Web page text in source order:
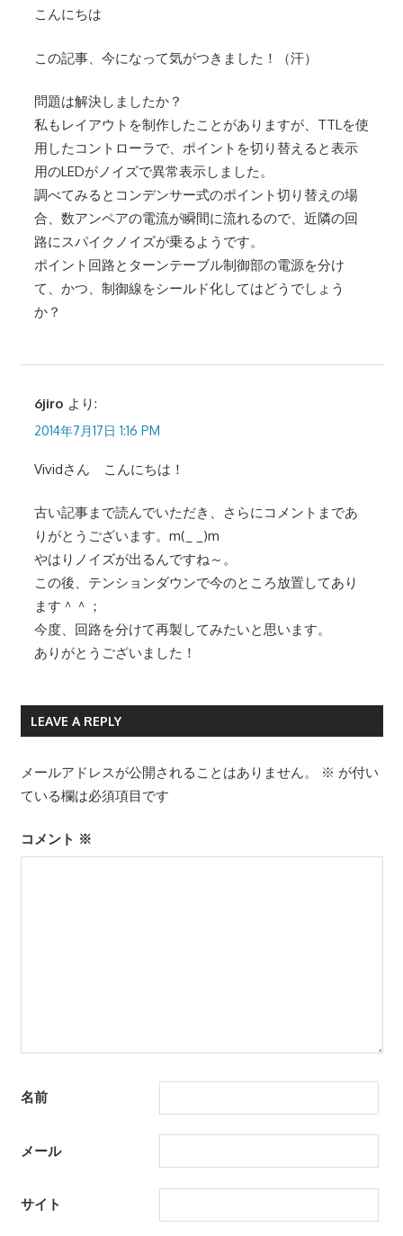
ー
シ
ョ
ン
こんにちは
この記事、今になって気がつきました！（汗）
問題は解決しましたか？
私もレイアウトを制作したことがありますが、TTLを使
用したコントローラで、ポイントを切り替えると表示
用のLEDがノイズで異常表示しました。
調べてみるとコンデンサー式のポイント切り替えの場
合、数アンペアの電流が瞬間に流れるので、近隣の回
路にスパイクノイズが乗るようです。
ポイント回路とターンテーブル制御部の電源を分け
て、かつ、制御線をシールド化してはどうでしょう
か？
6jiro より:
2014年7月17日 1:16 PM
Vividさん こんにちは！
古い記事まで読んでいただき、さらにコメントまであ
りがとうございます。m(_ _)m
やはりノイズが出るんですね～。
この後、テンションダウンで今のところ放置してあり
ます＾＾；
今度、回路を分けて再製してみたいと思います。
ありがとうございました！
LEAVE A REPLY
メールアドレスが公開されることはありません。 ※ が付い
ている欄は必須項目です
コメント ※
名前
メール
サイト